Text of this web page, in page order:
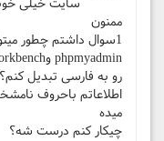
سایت خیلی
ممنون
1سوال داشتم چطور میتوان
phpmyadmin وmysqlworkbench
رو به فارسی تبدیل کنم؟
اطلاعاتم باحروف
میده
چیکار کنم درست شه؟